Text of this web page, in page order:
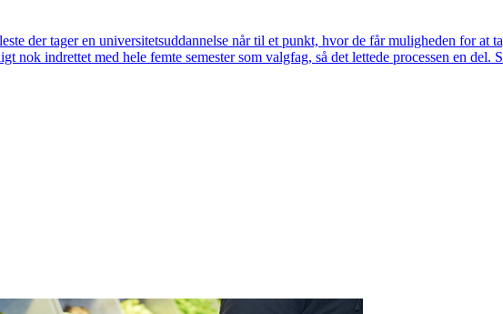
der tager en universitetsuddannelse når til et punkt, hvor de får muligheden for at
nok indrettet med hele femte semester som valgfag, så det lettede processen en del.